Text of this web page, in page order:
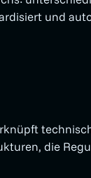
und
die